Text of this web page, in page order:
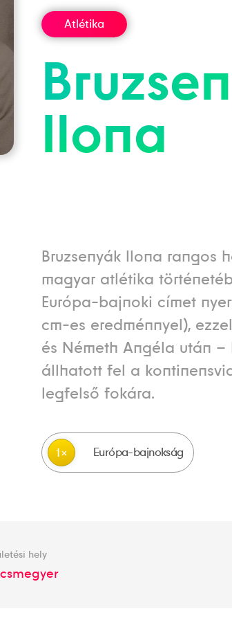
Atlétika
Ilona
Bruzsenyák Ilona rangos
magyar atlétika
Európa-bajnoki címet
cm-es eredménnyel),
és Németh Angéla után –
állhatott fel a
legfelső fokára.
1 Európa-bajnokság
hely